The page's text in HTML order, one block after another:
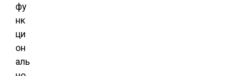
фу
нк
ци
он
аль